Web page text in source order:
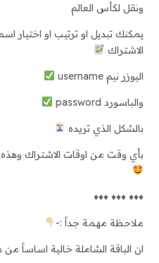
ونقل لكأس العالم
يمكنك تبديل او ترتيب او اختيار
الاشتراك
اليوزر نيم username
والباسورد password
بالشكل الذي تريده
بأي وقت من اوقات الاشتراك وهذه
♦️♦️♦️ ♦️♦️♦️ ♦️♦️♦️
ملاحظة مهمة جداً :-
ان الباقة الشاملة خالية اساساً من